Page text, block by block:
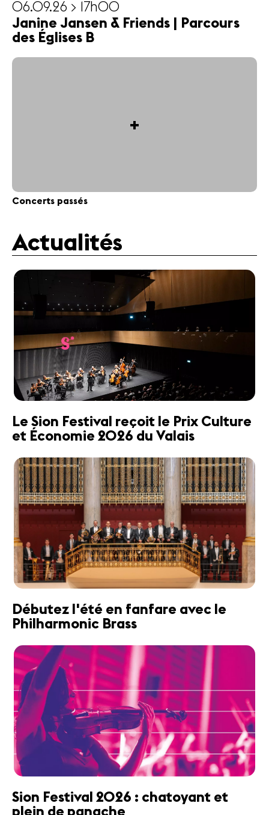
06.09.26 > 17h00
Janine Jansen & Friends | Parcours
des Églises B
+
Concerts passés
Actualités
Le Sion Festival reçoit le Prix Culture
et Économie 2026 du Valais
Débutez l'été en fanfare avec le
Philharmonic Brass
Sion Festival 2026 : chatoyant et
plein de panache